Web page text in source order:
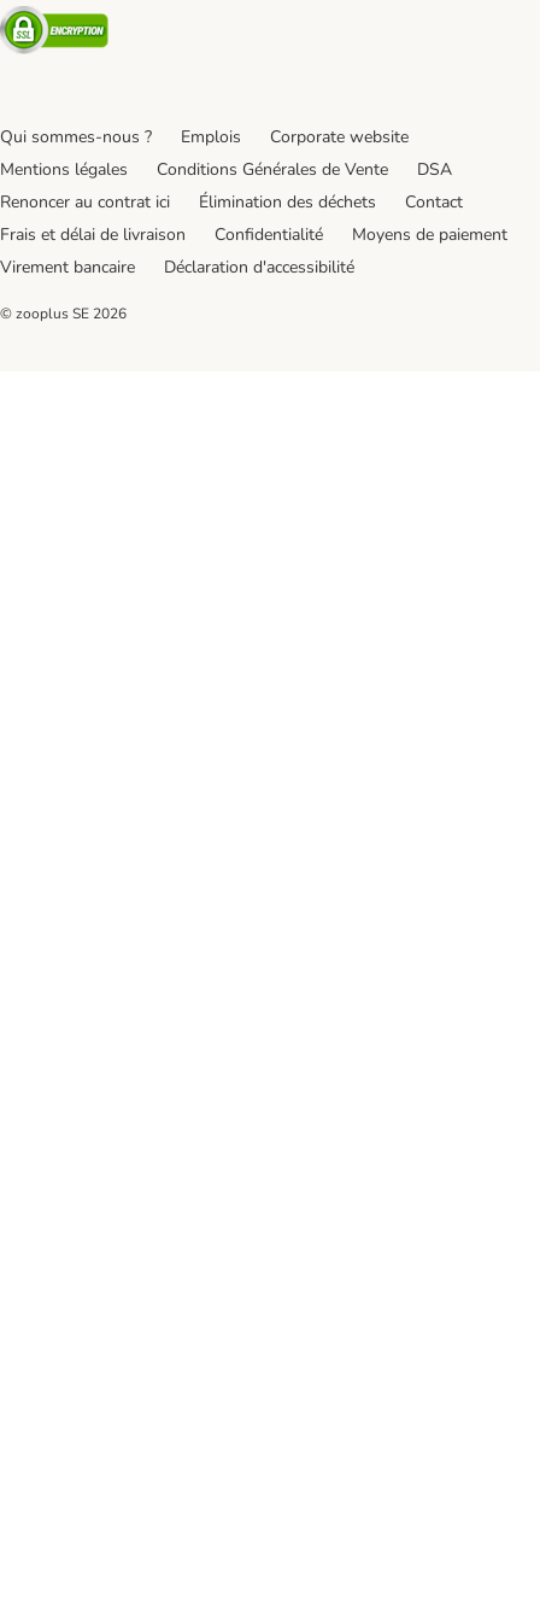
Security
Qui sommes-nous ? Emplois
Corporate website
Mentions légales
Conditions Générales de Vente
DSA
Renoncer au contrat ici
Élimination des déchets
Contact
Frais et délai de livraison
Confidentialité
Moyens de paiement
Virement bancaire
Déclaration d'accessibilité
© zooplus SE 2026